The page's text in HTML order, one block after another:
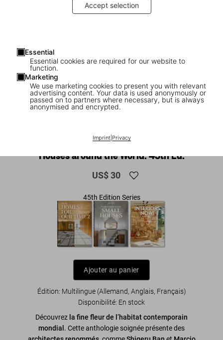
Accept selection
Essential
Essential cookies are required for our website to
function.
Marketing
We use marketing cookies to present you with relevant
advertising content. Your data is used anonymously or
passed on to partners where necessary, but is always
anonymised and encrypted.
Imprint| Privacy
Homes For Our Time. Contemporary
Houses around the World. 45th Ed.
US$ 30
45th Edition Series
Ajouter au panier
Édition: Multilingue (Allemand, Anglais, Français)
Disponibilité: En stock
Découvrez la fine fleur de l’habitat contemporain
mondial . Cette anthologie soignée présente des